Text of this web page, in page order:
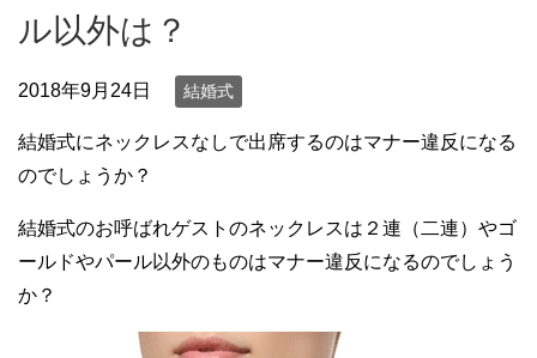
ル以外は？
2018年9月24日 結婚式
結婚式にネックレスなしで出席するのはマナー違反になる
のでしょうか？
結婚式のお呼ばれゲストのネックレスは２連（二連）やゴ
ールドやパール以外のものはマナー違反になるのでしょう
か？